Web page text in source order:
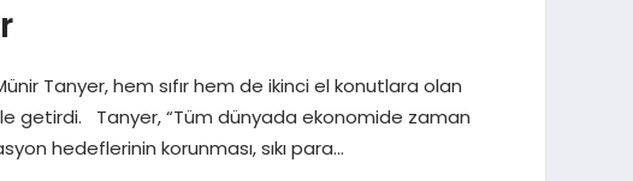
Tanyer, hem sıfır hem de ikinci el konutlara olan
getirdi. Tanyer, “Tüm dünyada ekonomide zaman
hedeflerinin korunması, sıkı para…